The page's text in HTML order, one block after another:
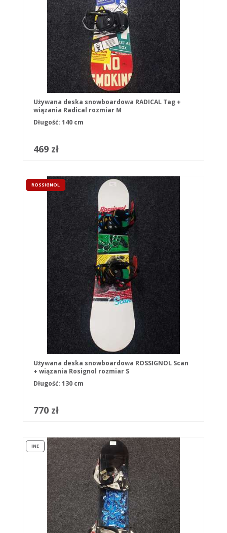
Używana deska snowboardowa RADICAL Tag +
wiązania Radical rozmiar M
Długość: 140 cm
469 zł
ROSSIGNOL
Używana deska snowboardowa ROSSIGNOL Scan
+ wiązania Rosignol rozmiar S
Długość: 130 cm
770 zł
INE